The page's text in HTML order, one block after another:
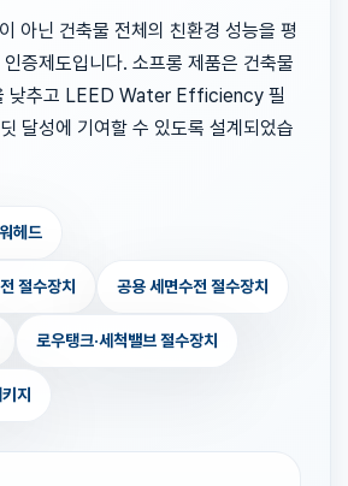
아닌 건축물 전체의 친환경 성능을 평
증제도입니다. 소프롱 제품은 건축물
낮추고 LEED Water Efficiency 필
달성에 기여할 수 있도록 설계되었습
헤드
절수장치 공용 세면수전 절수장치
로우탱크·세척밸브 절수장치
지